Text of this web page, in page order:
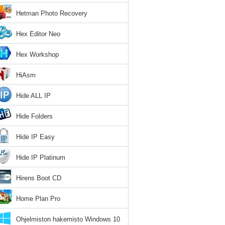
Hetman Photo Recovery
Hex Editor Neo
Hex Workshop
HiAsm
Hide ALL IP
Hide Folders
Hide IP Easy
Hide IP Platinum
Hirens Boot CD
Home Plan Pro
Ohjelmiston hakemisto Windows 10